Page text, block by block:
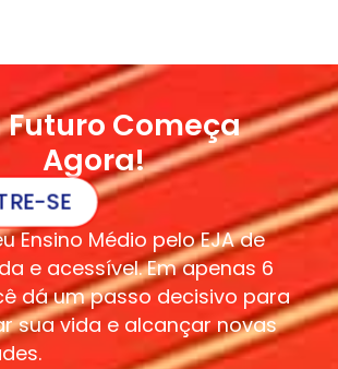
Futuro Começa
Agora!
SE
Ensino Médio pelo EJA de
e acessível. Em apenas 6
dá um passo decisivo para
sua vida e alcançar novas